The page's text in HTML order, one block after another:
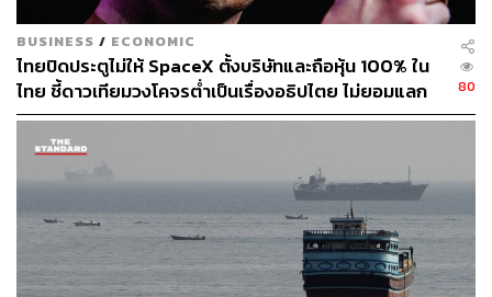
ดังนั้นเงินทุนจะยิ่งไหลออก ซึ่งเงินที่อยู่ในมือของภาคเอกชน
และประชาชนทั่วไปในจีนนั้นมีส่วนสำคัญอย่างมากที่จะ
กระตุ้นเศรษฐกิจจีนได้ หากกลุ่มนี้ต้องการย้ายเงินออกไป
ลงทุนต่างประเทศ ก็จะยิ่งทำให้รัฐบาลจีนเผชิญปัญหาหนัก
เข้าไปอีกในการกระตุ้นเศรษฐกิจผ่านการกระตุ้นการบริโภค
ในประเทศ
เบื้องต้นผมมองว่าทางการจีนคงจะออกมาตรการกระตุ้น
เศรษฐกิจอีกในช่วงเทศกาลตรุษจีนที่จะถึงนี้ เพียงแต่ต้อง
จับตานโยบายที่ออกมา เพราะหากเป็นนโยบายซ้ำๆ แบบเดิม
BUSINESS / ECONOMIC
ไทยปิดประตูไม่ให้ SpaceX ตั้งบริษัทและถือหุ้น 100% ใน
ไทย ชี้ดาวเทียมวงโคจรต่ำเป็นเรื่องอธิปไตย ไม่ยอมแลก
ในโต๊ะเจรจาการค้า
80